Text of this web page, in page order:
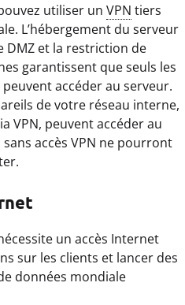
utiliser un VPN tiers
L’hébergement du serveur
DMZ et la restriction de
garantissent que seuls les
accéder au serveur.
de votre réseau interne,
VPN, peuvent accéder au
accès VPN ne pourront
un accès Internet
sur les clients et lancer des
données mondiale